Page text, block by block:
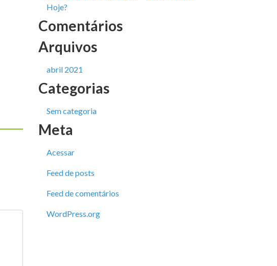
Hoje?
Comentários
Arquivos
abril 2021
Categorias
Sem categoria
Meta
Acessar
Feed de posts
Feed de comentários
WordPress.org